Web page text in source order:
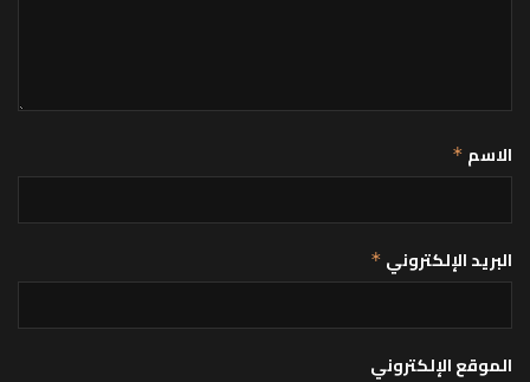
الاسم *
البريد الإلكتروني *
الموقع الإلكتروني